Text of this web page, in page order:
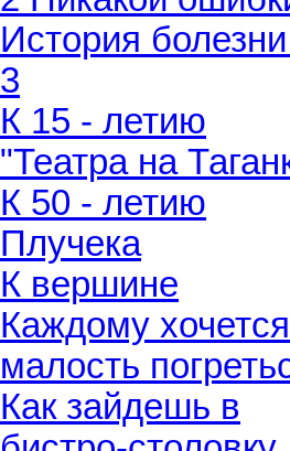
История
3
К 15 - летию
"Театра на
К 50 - летию
Плучека
К вершине
Каждому хочется
малость
Как зайдешь в